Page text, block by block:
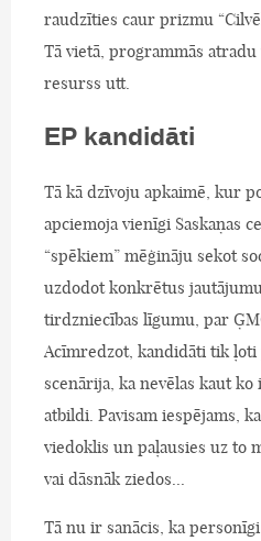
raudzīties caur prizmu
Tā vietā, programmās
resurss utt.
EP kandidāti
Tā kā dzīvoju apkaimē, kur
apciemoja vienīgi Saskaņas
“spēkiem” mēģināju sekot
uzdodot konkrētus
tirdzniecības līgumu, par
Acīmredzot, kandidāti tik ļoti
scenārija, ka nevēlas kaut
atbildi. Pavisam iespējams,
viedoklis un paļausies uz to
vai dāsnāk ziedos...
Tā nu ir sanācis, ka